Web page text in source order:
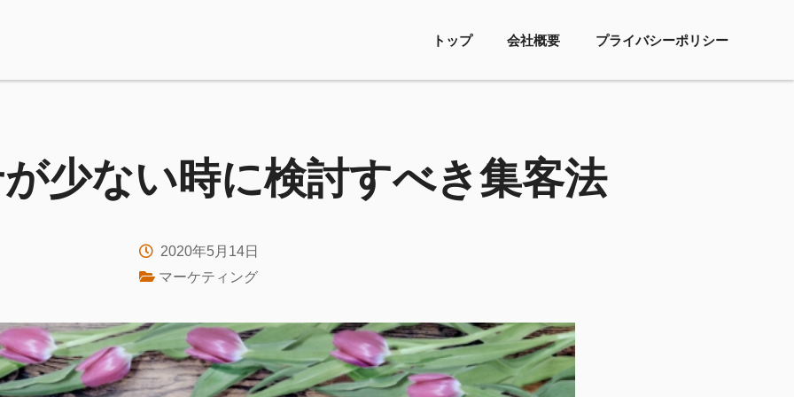
トップ 会社概要 プライバシーポリシー
少ない時に検討すべき集客法
2020年5月14日
マーケティング